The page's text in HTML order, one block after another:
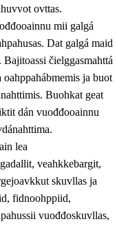
ovttas.
mii galgá
Dat galgá maid
čielggasmahttá
ja buot
Buohkat geat
dán vuođđooainnu
lea
veahkkebargit,
skuvllas ja
fidnoohppiid,
vuođđoskuvllas,